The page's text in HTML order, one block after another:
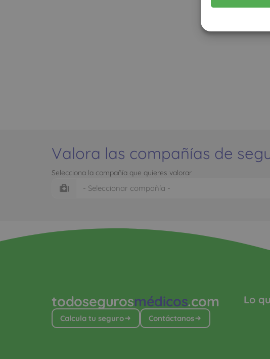
Valora las compañías de
Selecciona la compañía que quieres valorar
todosegurosmédicos.com
Calcula tu seguro Contáctanos
Lo